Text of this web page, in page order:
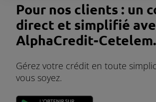
Pour nos clients : un
direct et simplifié
AlphaCredit-Cetelem.
Gérez votre crédit en toute
vous soyez.